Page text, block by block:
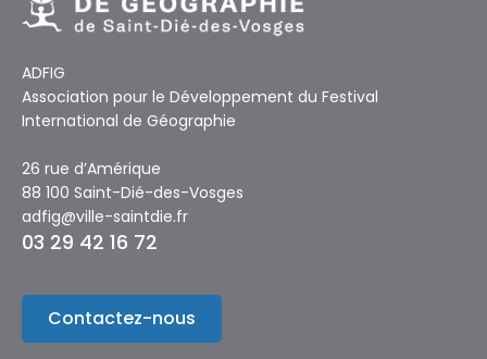
ADFIG
Association pour le Développement du Festival
International de Géographie
26 rue d’Amérique
88 100 Saint-Dié-des-Vosges
adfig@ville-saintdie.fr
03 29 42 16 72
Contactez-nous